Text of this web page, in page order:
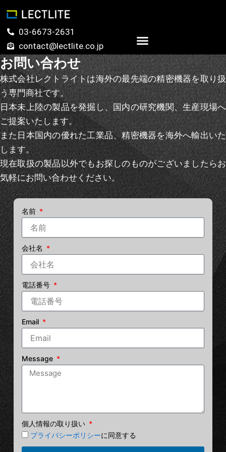
ッ
プ
03-6673-2631
contact@lectlite.co.jp
お問い合わせ
株式会社レクトライトは海外の最先端の精密機器を取り扱
う専門商社です。
日本未上陸の製品を発掘し、国内の研究機関、生産現場へ
ご提案いたします。
また日本国内の優れた工業品、精密機器を海外へ輸出いた
します。
現在取扱の製品以外でもお探しのものがございましたらお
気軽にお問い合わせください。
名前
会社名
電話番号
Email
Message
個人情報の取り扱い
プライバシーポリシーに同意する